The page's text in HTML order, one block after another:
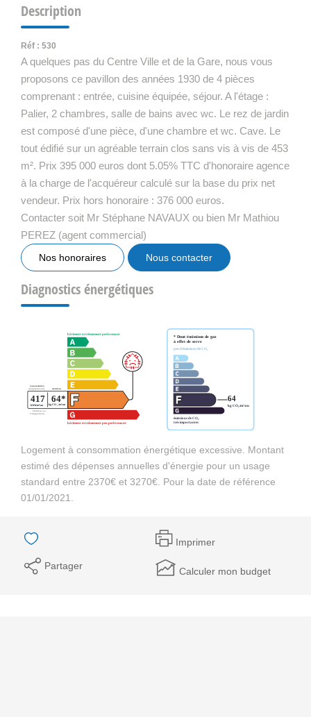
Description
Réf : 530
A quelques pas du Centre Ville et de la Gare, nous vous
proposons ce pavillon des années 1930 de 4 pièces
comprenant : entrée, cuisine équipée, séjour. A l'étage :
Palier, 2 chambres, salle de bains avec wc. Le rez de jardin
est composé d'une pièce, d'une chambre et wc. Cave. Le
tout édifié sur un agréable terrain clos sans vis à vis de 453
m². Prix 395 000 euros dont 5.05% TTC d'honoraire agence
à la charge de l'acquéreur calculé sur la base du prix net
vendeur. Prix hors honoraire : 376 000 euros.
Contacter soit Mr Stéphane NAVAUX ou bien Mr Mathiou
PEREZ (agent commercial)
Nos honoraires Nous contacter
Diagnostics énergétiques
Logement à consommation énergétique excessive. Montant
estimé des dépenses annuelles d'énergie pour un usage
standard entre 2370€ et 3270€. Pour la date de référence
01/01/2021.
Imprimer
Partager Calculer mon budget